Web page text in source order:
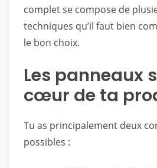
complet se compose de
techniques qu’il faut bien
le bon choix.
Les panneaux
cœur de ta
Tu as principalement deux
possibles :